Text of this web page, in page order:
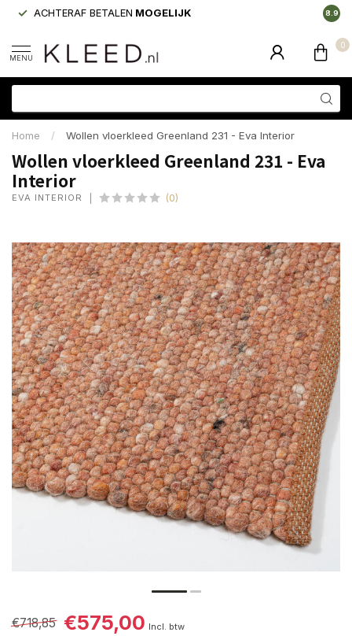
ACHTERAF BETALEN MOGELIJK 8.9
MENU
0
Home / Wollen vloerkleed Greenland 231 - Eva Interior
Wollen vloerkleed Greenland 231 - Eva
Interior
EVA INTERIOR (0)
€718,85 €575,00 Incl. btw